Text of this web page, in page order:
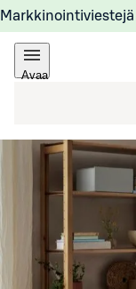
Markkinointiviestejä
Avaa